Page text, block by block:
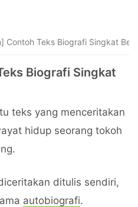
Contoh Teks Biografi Singkat
Biografi Singkat
teks yang menceritakan
hidup seorang tokoh
ditulis sendiri,
autobiografi.